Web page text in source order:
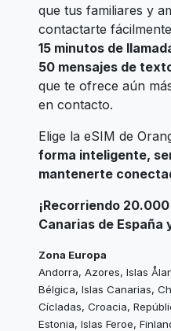
que tus familiares y
contactarte
15 minutos de
50 mensajes de
que te ofrece aún
en contacto.
Elige la eSIM de
forma inteligente,
mantenerte
¡Recorriendo
Canarias de España
Zona Europa
Andorra, Azores, Islas
Bélgica, Islas Canarias,
Cícladas, Croacia,
Estonia, Islas Feroe,